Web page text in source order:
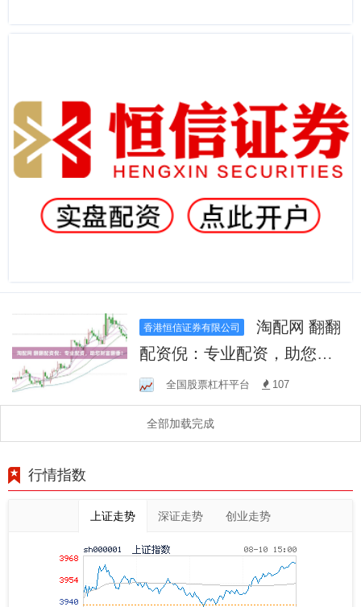
香港恒信证券有限公司
淘配网 翻翻
配资倪：专业配资，助您财
富翻番！
全国股票杠杆平台 107
全部加载完成
行情指数
上证走势 深证走势 创业走势